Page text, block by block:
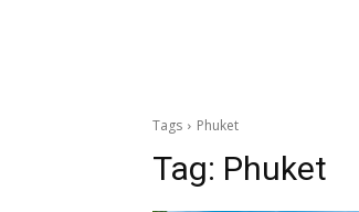
Tags Phuket
Tag: Phuket